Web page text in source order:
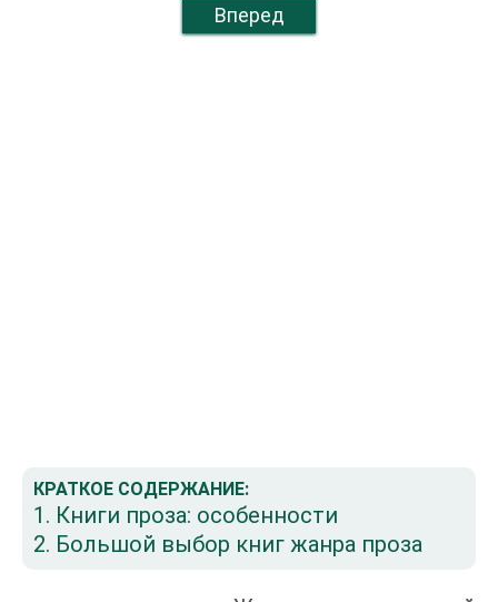
Вперед
КРАТКОЕ СОДЕРЖАНИЕ:
1. Книги проза: особенности
2. Большой выбор книг жанра проза